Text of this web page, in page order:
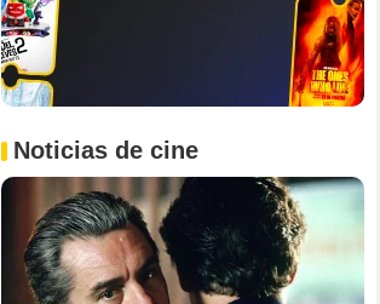
Noticias de cine